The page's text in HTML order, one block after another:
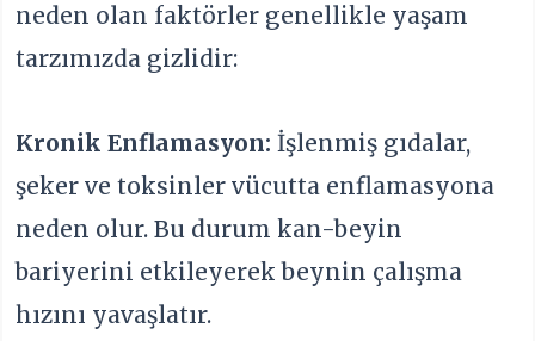
neden olan faktörler genellikle yaşam
tarzımızda gizlidir:
Kronik Enflamasyon: İşlenmiş gıdalar,
şeker ve toksinler vücutta enflamasyona
neden olur. Bu durum kan-beyin
bariyerini etkileyerek beynin çalışma
hızını yavaşlatır.